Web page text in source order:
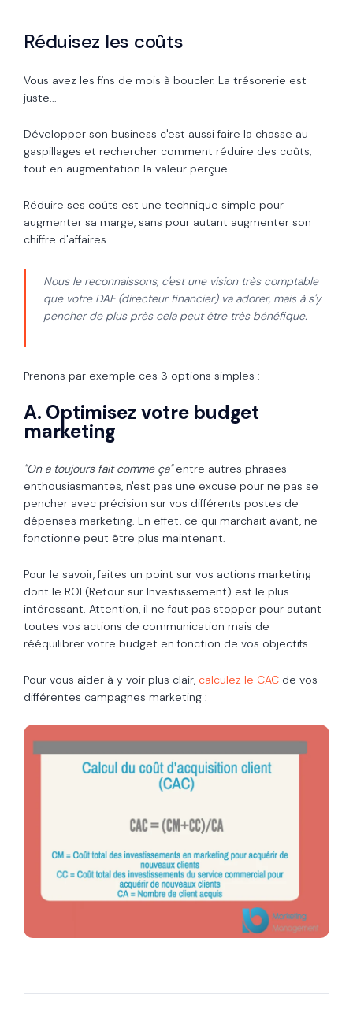
Réduisez les coûts
Vous avez les fins de mois à boucler. La trésorerie est
juste...
Développer son business c'est aussi faire la chasse au
gaspillages et rechercher comment réduire des coûts,
tout en augmentation la valeur perçue.
Réduire ses coûts est une technique simple pour
augmenter sa marge, sans pour autant augmenter son
chiffre d'affaires.
Nous le reconnaissons, c'est une vision très comptable
que votre DAF (directeur financier) va adorer, mais à s'y
pencher de plus près cela peut être très bénéfique.
Prenons par exemple ces 3 options simples :
A. Optimisez votre budget
marketing
"On a toujours fait comme ça"entre autres phrases
enthousiasmantes, n'est pas une excuse pour ne pas se
pencher avec précision sur vos différents postes de
dépenses marketing. En effet, ce qui marchait avant, ne
fonctionne peut être plus maintenant.
Pour le savoir, faites un point sur vos actions marketing
dont le ROI (Retour sur Investissement) est le plus
intéressant. Attention, il ne faut pas stopper pour autant
toutes vos actions de communication mais de
rééquilibrer votre budget en fonction de vos objectifs.
Pour vous aider à y voir plus clair, calculez le CAC de vos
différentes campagnes marketing :